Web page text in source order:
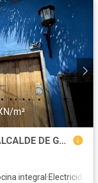
m²
CASA EN VENTA CERCA PARQUE ALCALDE DE GUADALAJARA
integral ·Electricidad